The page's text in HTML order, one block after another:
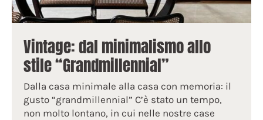
Vintage: dal minimalismo allo
stile “Grandmillennial”
Dalla casa minimale alla casa con memoria: il
gusto “grandmillennial” C’è stato un tempo,
non molto lontano, in cui nelle nostre case